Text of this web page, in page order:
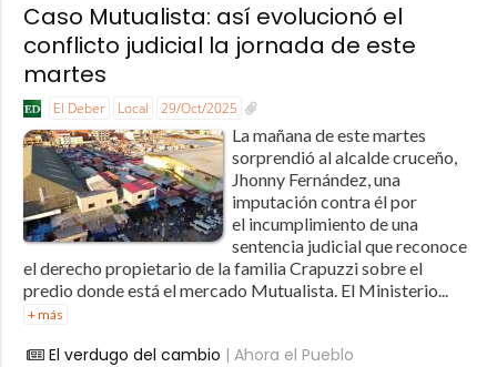
Caso Mutualista: así evolucionó el
conflicto judicial la jornada de este
martes
El Deber Local 29/Oct/2025
La mañana de este martes
sorprendió al alcalde cruceño,
Jhonny Fernández, una
imputación contra él por
el incumplimiento de una
sentencia judicial que reconoce
el derecho propietario de la familia Crapuzzi sobre el
predio donde está el mercado Mutualista. El Ministerio...
+ más
El verdugo del cambio | Ahora el Pueblo